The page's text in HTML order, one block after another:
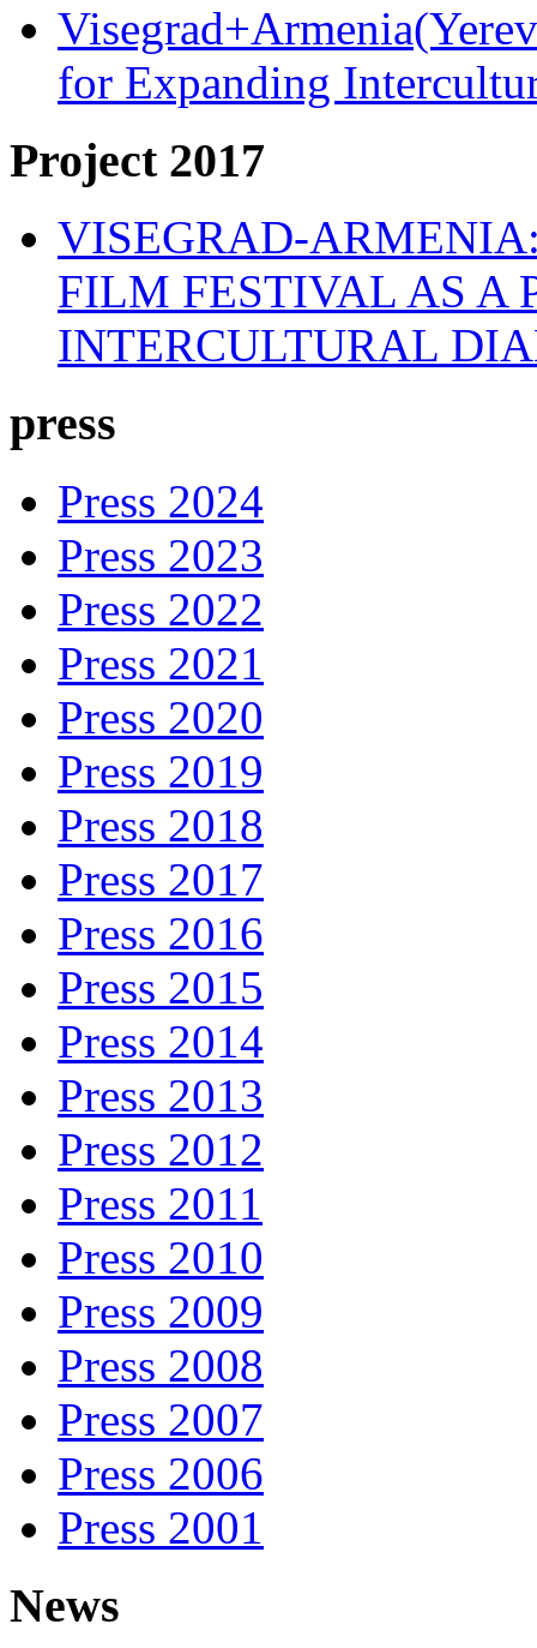
for Expanding
Project 2017
VISEGRAD-
FILM FESTIVAL AS A
INTERCULTURAL
press
Press 2024
Press 2023
Press 2022
Press 2021
Press 2020
Press 2019
Press 2018
Press 2017
Press 2016
Press 2015
Press 2014
Press 2013
Press 2012
Press 2011
Press 2010
Press 2009
Press 2008
Press 2007
Press 2006
Press 2001
News